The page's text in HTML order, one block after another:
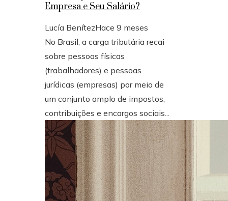
Empresa e Seu Salário?
Lucía BenítezHace 9 meses
No Brasil, a carga tributária recai
sobre pessoas físicas
(trabalhadores) e pessoas
jurídicas (empresas) por meio de
um conjunto amplo de impostos,
contribuições e encargos sociais...